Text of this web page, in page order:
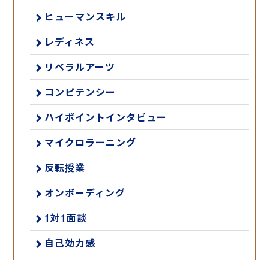
ヒューマンスキル
レディネス
リベラルアーツ
コンピテンシー
ハイポイントインタビュー
マイクロラーニング
反転授業
オンボーディング
1対1面談
自己効力感